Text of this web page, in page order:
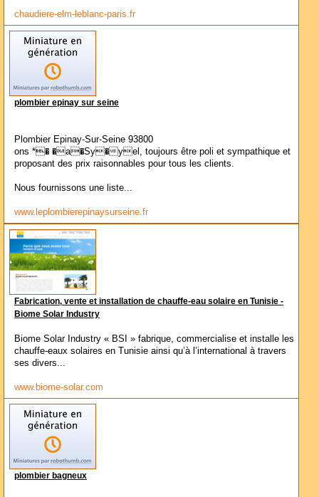
chaudiere-elm-leblanc-paris.fr
plombier epinay sur seine
Plombier Epinay-Sur-Seine 93800
ons *� �a�Sy�yel, toujours être poli et sympathique et
proposant des prix raisonnables pour tous les clients.
Nous fournissons une liste...
www.leplombierepinaysurseine.fr
Fabrication, vente et installation de chauffe-eau solaire en Tunisie -
Biome Solar Industry
Biome Solar Industry « BSI » fabrique, commercialise et installe les
chauffe-eaux solaires en Tunisie ainsi qu’à l’international à travers
ses divers...
www.biome-solar.com
plombier bagneux